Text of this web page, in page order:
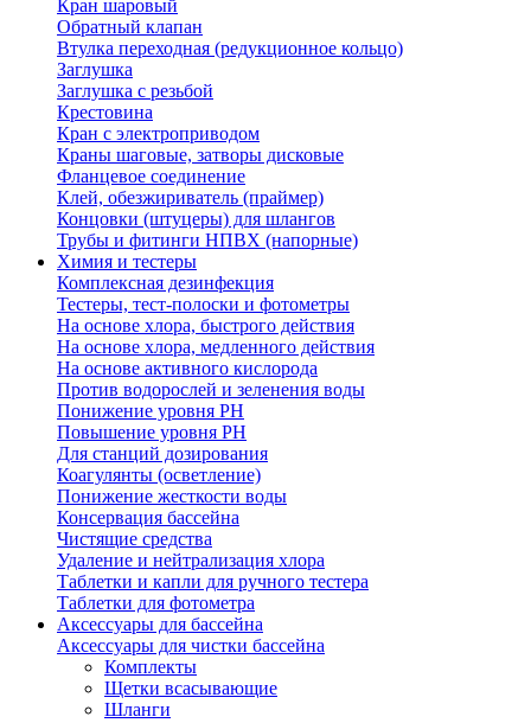
Кран шаровый
Обратный клапан
Втулка переходная (редукционное кольцо)
Заглушка
Заглушка с резьбой
Крестовина
Кран с электроприводом
Краны шаговые, затворы дисковые
Фланцевое соединение
Клей, обезжириватель (праймер)
Концовки (штуцеры) для шлангов
Трубы и фитинги НПВХ (напорные)
Химия и тестеры
Комплексная дезинфекция
Тестеры, тест-полоски и фотометры
На основе хлора, быстрого действия
На основе хлора, медленного действия
На основе активного кислорода
Против водорослей и зеленения воды
Понижение уровня РН
Повышение уровня РН
Для станций дозирования
Коагулянты (осветление)
Понижение жесткости воды
Консервация бассейна
Чистящие средства
Удаление и нейтрализация хлора
Таблетки и капли для ручного тестера
Таблетки для фотометра
Аксессуары для бассейна
Аксессуары для чистки бассейна
Комплекты
Щетки всасывающие
Шланги